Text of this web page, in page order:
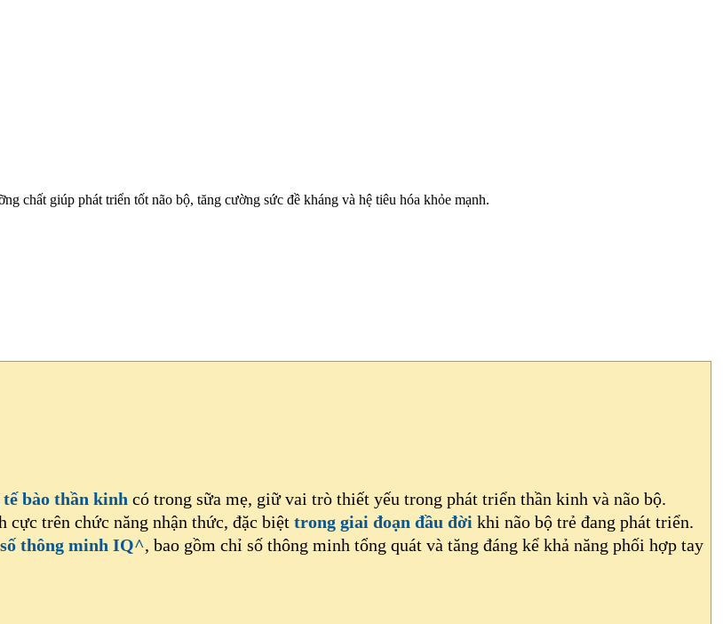
chất giúp phát triển tốt não bộ, tăng cường sức đề kháng và hệ tiêu hóa khỏe mạnh.
bào thần kinh có trong sữa mẹ, giữ vai trò thiết yếu trong phát triển thần kinh và não bộ.
cực trên chức năng nhận thức, đặc biệt trong giai đoạn đầu đời khi não bộ trẻ đang phát triển.
thông minh IQ^, bao gồm chỉ số thông minh tổng quát và tăng đáng kể khả năng phối hợp tay